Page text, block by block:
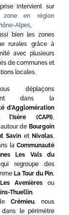
intervient sur
zone en région
Alpes,
bien les zones
rurales grâce à
avec plusieurs
de communes et
locales.
déplaçons
dans la
d’Agglomération
(CAPI)
de Bourgoin
Savin et Nivolas
la Communauté
Les Vals du
regroupe des
La Tour du Pin
Les Avenièresou
Thuellin.
Crémieu, nous
dans le périmètre